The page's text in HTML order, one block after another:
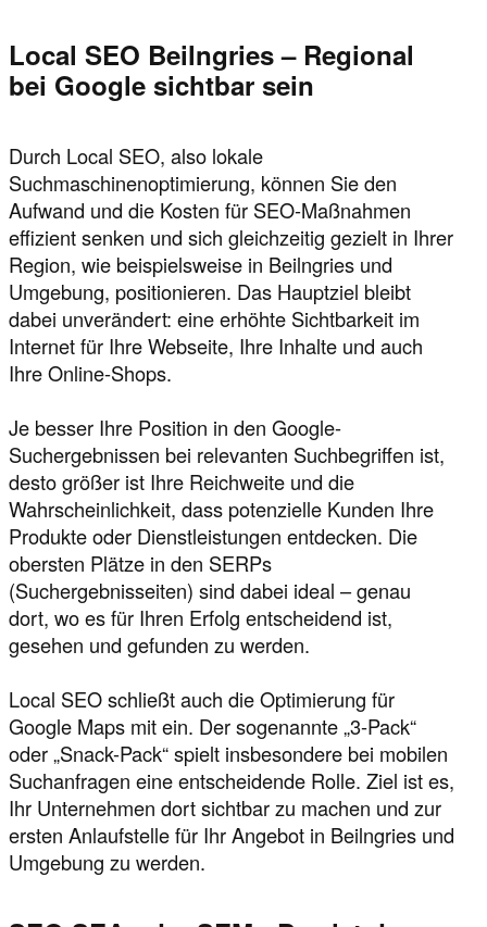
Local SEO Beilngries – Regional
bei Google sichtbar sein
Durch Local SEO, also lokale
Suchmaschinenoptimierung, können Sie den
Aufwand und die Kosten für SEO-Maßnahmen
effizient senken und sich gleichzeitig gezielt in Ihrer
Region, wie beispielsweise in Beilngries und
Umgebung, positionieren. Das Hauptziel bleibt
dabei unverändert: eine erhöhte Sichtbarkeit im
Internet für Ihre Webseite, Ihre Inhalte und auch
Ihre Online-Shops.
Je besser Ihre Position in den Google-
Suchergebnissen bei relevanten Suchbegriffen ist,
desto größer ist Ihre Reichweite und die
Wahrscheinlichkeit, dass potenzielle Kunden Ihre
Produkte oder Dienstleistungen entdecken. Die
obersten Plätze in den SERPs
(Suchergebnisseiten) sind dabei ideal – genau
dort, wo es für Ihren Erfolg entscheidend ist,
gesehen und gefunden zu werden.
Local SEO schließt auch die Optimierung für
Google Maps mit ein. Der sogenannte „3-Pack“
oder „Snack-Pack“ spielt insbesondere bei mobilen
Suchanfragen eine entscheidende Rolle. Ziel ist es,
Ihr Unternehmen dort sichtbar zu machen und zur
ersten Anlaufstelle für Ihr Angebot in Beilngries und
Umgebung zu werden.